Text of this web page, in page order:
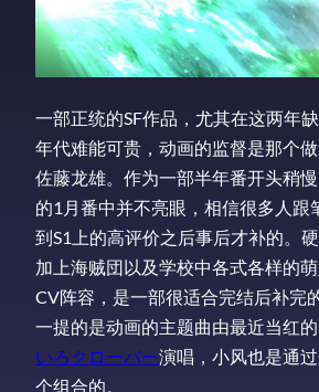
一部正统的SF作品，尤其在这两年
年代难能可贵，动画的监督是那个
佐藤龙雄。作为一部半年番开头稍
的1月番中并不亮眼，相信很多人跟
到S1上的高评价之后事后才补的。
加上海贼団以及学校中各式各样的
CV阵容，是一部很适合完结后补完
一提的是动画的主题曲由最近当红
いろクローバー演唱，小风也是通
个组合的。